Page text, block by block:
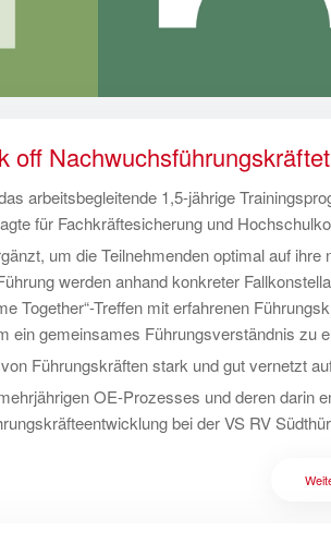
Getrennte &
off
arbeitsbegleitende 1,5-jährige
für Fachkräftesicherung und
um die Teilnehmenden optimal auf ihre
werden anhand konkreter
Together“-Treffen mit erfahrenen
ein gemeinsames Führungsverständnis zu
Führungskräften stark und gut vernetzt
OE-Prozesses und deren darin
bei der VS RV